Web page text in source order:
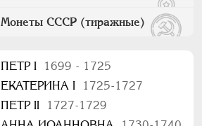
Монеты СССР (тиражные)
ПEТР I
1699 - 1725
ЕКАТЕРИНА I
1725-1727
ПЕТР II
1727-1729